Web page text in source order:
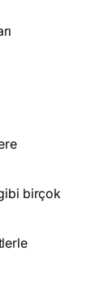
birçok